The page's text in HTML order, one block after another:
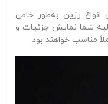
انواع رزین به‌طور خاص
شما نمایش جزئیات و
مناسب خواهند بود.